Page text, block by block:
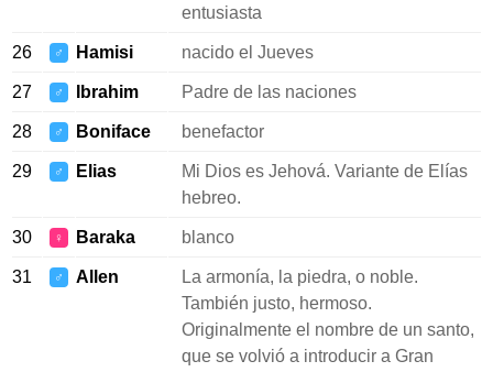
entusiasta
26 ♂ Hamisi nacido el Jueves
27 ♂ Ibrahim Padre de las naciones
28 ♂ Boniface benefactor
29 ♂ Elias
Mi Dios es Jehová. Variante de Elías
hebreo.
30 ♀ Baraka blanco
31 ♂ Allen
La armonía, la piedra, o noble.
También justo, hermoso.
Originalmente el nombre de un santo,
que se volvió a introducir a Gran